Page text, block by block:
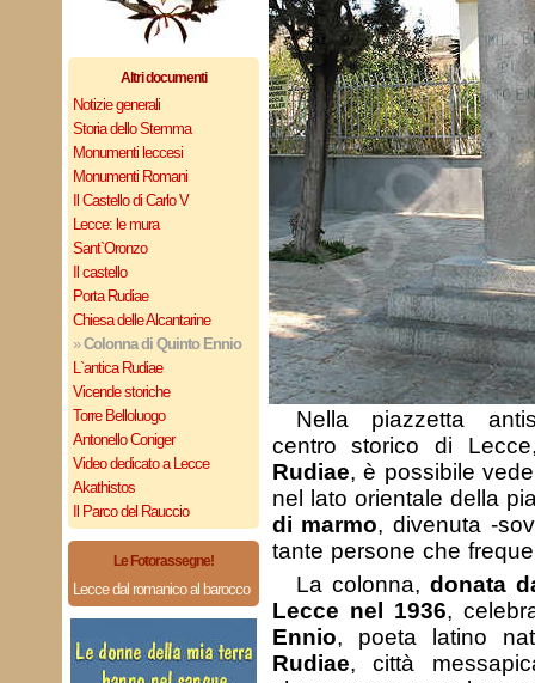
Altri documenti
Notizie generali
Storia dello Stemma
Monumenti leccesi
Monumenti Romani
Il Castello di Carlo V
Lecce: le mura
Sant`Oronzo
Il castello
Porta Rudiae
Chiesa delle Alcantarine
»Colonna di Quinto Ennio
L`antica Rudiae
Vicende storiche
Torre Belloluogo
Antonello Coniger
Video dedicato a Lecce
Akathistos
Il Parco del Rauccio
Le Fotorassegne!
Lecce dal romanico al barocco
Nella piazzetta
centro storico di
Rudiae, è possibile
nel lato orientale della
di marmo, divenuta -
tante persone che
La colonna, donata
Lecce nel 1936,
Ennio, poeta latino
Rudiae, città